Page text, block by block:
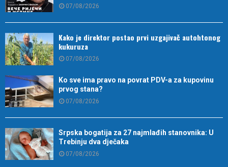
07/08/2026
Kako je direktor postao prvi uzgajivač autohtonog
kukuruza
07/08/2026
Ko sve ima pravo na povrat PDV-a za kupovinu
prvog stana?
07/08/2026
Srpska bogatija za 27 najmlađih stanovnika: U
Trebinju dva dječaka
07/08/2026